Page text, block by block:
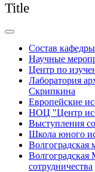
Title
Состав кафедры
Научные
Центр по
Лаборатория
Скрипкина
Европейские
НОЦ "Центр
Выступления
Школа юного
сотрудничества